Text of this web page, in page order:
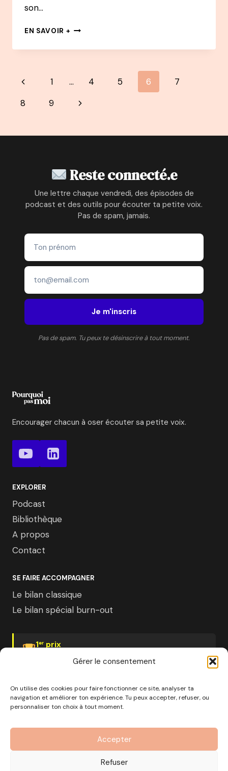
Gérer le consentement
On utilise des cookies pour faire fonctionner ce site, analyser ta
navigation et améliorer ton expérience. Tu peux accepter, refuser, ou
personnaliser ton choix à tout moment.
Accepter
Refuser
son…
EN SAVOIR + EN
PODCAST
1
NADIA
D’INGÉNIEUR
PARENTALE
Navigation
de
Page
précédente
1 … 4 5 6
7
8
9
Page
Reste connecté.e
Une lettre chaque vendredi, des épisodes de
podcast et des outils pour écouter ta petite voix.
Pas de spam, jamais.
Je m'inscris
Pas de spam. Tu peux te désinscrire à tout moment.
Encourager chacun à oser écouter sa petite voix.
EXPLORER
Podcast
Bibliothèque
A propos
Contact
SE FAIRE ACCOMPAGNER
Le bilan classique
Le bilan spécial burn-out
1er prix
capital de 1000€ · RCS Marseille · SIRET
890 976 699 00037
OF n°93 13 18812 13 — Enregistré auprès du préfet de la
région Provence-Alpes-Côte d'Azur